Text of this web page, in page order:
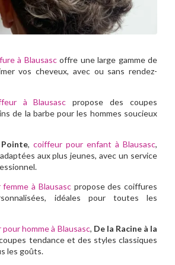
à Blausascoffre une large gamme de
vos cheveux, avec ou sans rendez-
à Blausasc propose des coupes
de la barbe pour les hommes soucieux
, coiffeur pour enfant à Blausasc,
aux plus jeunes, avec un service
à Blausascpropose des coiffures
idéales pour toutes les
homme à Blausasc, De la Racine à la
tendance et des styles classiques
les goûts.